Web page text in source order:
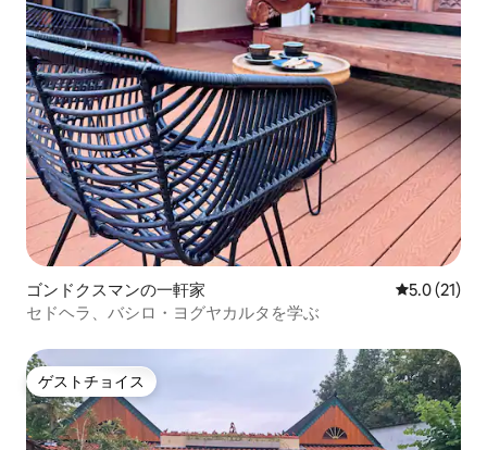
ゴンドクスマンの一軒家 レビュー21
5.0 (21)
セドヘラ、バシロ・ヨグヤカルタを学ぶ
ゲストチョイス
ゲストチョイス